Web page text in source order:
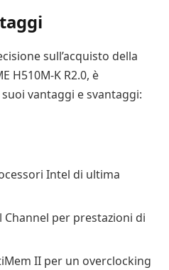
sull’acquisto della
H510M-K R2.0, è
vantaggi e svantaggi:
Intel di ultima
Channel per prestazioni di
II per un overclocking